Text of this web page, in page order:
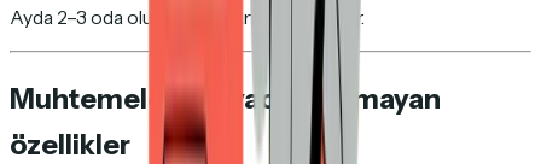
Ayda 2–3 oda oluşturuyorsanız gereksizdir.
Muhtemelen ihtiyacınız olmayan
özellikler